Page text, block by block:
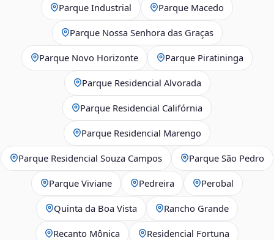
Parque Industrial Parque Macedo
Parque Nossa Senhora das Graças
Parque Novo Horizonte Parque Piratininga
Parque Residencial Alvorada
Parque Residencial Califórnia
Parque Residencial Marengo
Parque Residencial Souza Campos Parque São Pedro
Parque Viviane Pedreira Perobal
Quinta da Boa Vista Rancho Grande
Recanto Mônica Residencial Fortuna